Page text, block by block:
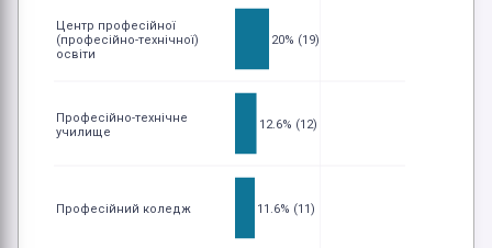
20% (19)
12.6% (12)
11.6% (11)
Центр професійної
(професійно-технічної)
освіти
Професійно-технічне
училище
Професійний коледж